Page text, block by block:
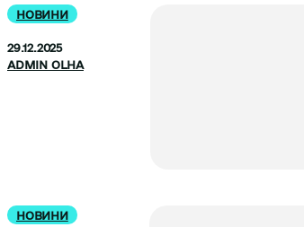
НОВИНИ
29.12.2025
ADMIN OLHA
НОВИНИ